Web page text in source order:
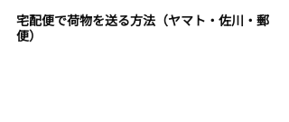
宅配便で荷物を送る方法（ヤマト・佐川・郵
便）